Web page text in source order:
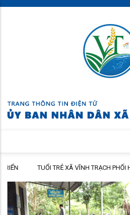
Skip
TUỔI TRẺ XÃ VĨNH TRẠCH PHỐI HỢP
HỎI, TẶNG QUÀ GIA ĐÌNH THÂN NHÂN